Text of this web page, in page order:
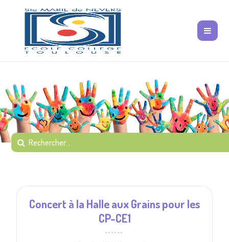
Concert à la Halle aux Grains pour les
CP-CE1